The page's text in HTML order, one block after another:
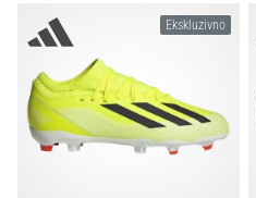
sportske
opreme
Kolekcija
Model
Ekskluzivno